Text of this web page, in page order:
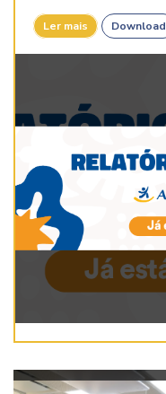
Ler mais Download